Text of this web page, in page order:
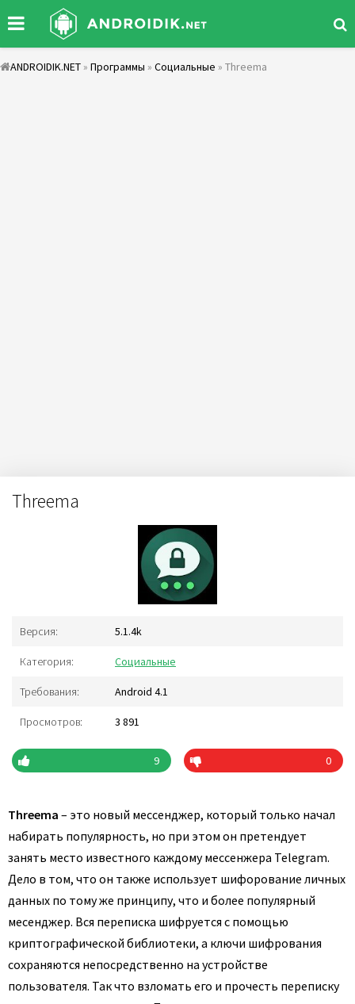
ANDROIDIK.NET » Программы » Социальные » Threema
Threema
Версия: 5.1.4k
Категория: Социальные
Требования: Android 4.1
Просмотров: 3 891
9 0
Threema – это новый мессенджер, который только начал
набирать популярность, но при этом он претендует
занять место известного каждому мессенжера Telegram.
Дело в том, что он также использует шифорование личных
данных по тому же принципу, что и более популярный
месенджер. Вся переписка шифруется с помощью
криптографической библиотеки, а ключи шифрования
сохраняются непосредственно на устройстве
пользователя. Так что взломать его и прочесть переписку